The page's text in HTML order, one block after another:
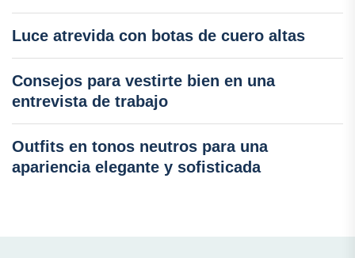
Luce atrevida con botas de cuero altas
Consejos para vestirte bien en una
entrevista de trabajo
Outfits en tonos neutros para una
apariencia elegante y sofisticada